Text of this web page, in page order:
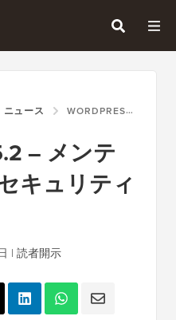
ニュース WORDPRESS 3.5.2 – メンテナンスおよびセキュリティリリース
– メンテ
キュリティ
| 読者開示